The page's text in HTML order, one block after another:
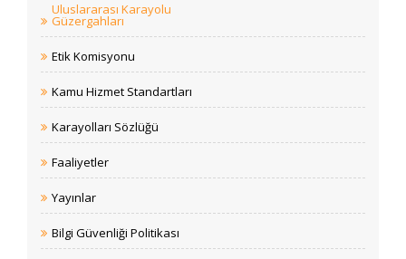
Uluslararası Karayolu
Güzergahları
Etik Komisyonu
Kamu Hizmet Standartları
Karayolları Sözlüğü
Faaliyetler
Yayınlar
Bilgi Güvenliği Politikası